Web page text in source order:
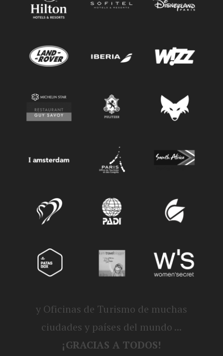
y Oficinas de Turismo de muchas
ciudades y países del mundo ...
¡GRACIAS A TODOS!